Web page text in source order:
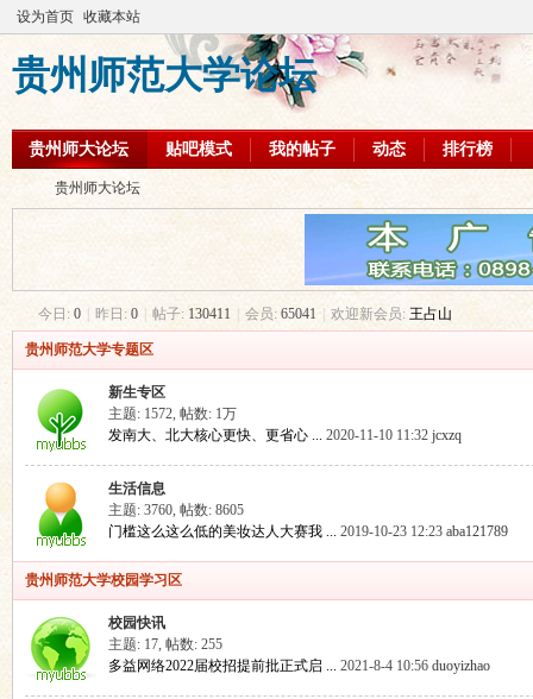
设为首页 收藏本站
贵州师范大学论坛
贵州师大论坛 贴吧模式 我的帖子 动态 排行榜
贵 »
贵州师大论坛
今日: 0 昨日: 0 帖子: 130411 会员: 65041 欢迎新会员: 王占山
贵州师范大学专题区
新生专区
主题: 1572, 帖数: 1万
发南大、北大核心更快、更省心 ... 2020-11-10 11:32 jcxzq
生活信息
主题: 3760, 帖数: 8605
门槛这么这么低的美妆达人大赛我 ... 2019-10-23 12:23 aba121789
贵州师范大学校园学习区
校园快讯
主题: 17, 帖数: 255
多益网络2022届校招提前批正式启 ... 2021-8-4 10:56 duoyizhao